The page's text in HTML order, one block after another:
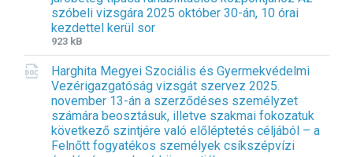
d
o
c
e
n
s
i
o
n
:
d
o
c
e
:
szóbeli vizsgára 2025 október 30-án, 10 órai
kezdettel kerül sor
F
i
l
e
e
x
t
e
F
i
l
e
s
i
z
e
923 kB
Harghita Megyei Szociális és Gyermekvédelmi
Vezérigazgatóság vizsgát szervez 2025.
november 13-án a szerződéses személyzet
számára beosztásuk, illetve szakmai fokozatuk
következő szintjére való előléptetés céljából – a
Felnőtt fogyatékos személyek csíkszépvízi